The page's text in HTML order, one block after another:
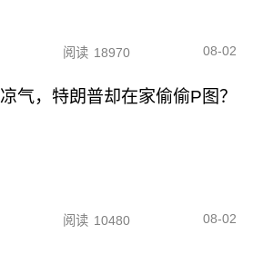
阅读 18970 08-02
气，特朗普却在家偷偷P图？
阅读 10480 08-02